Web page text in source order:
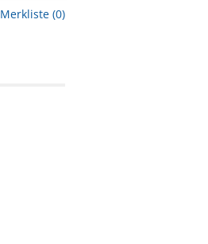
Merkliste (0)